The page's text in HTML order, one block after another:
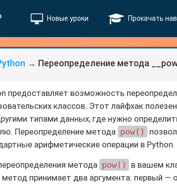
Новые уроки Прокачать
→ Переопределение метода
предоставляет возможность
классов. Этот лайфхак
типами данных, где нужно
Переопределение метода pow()
арифметические операции в Python.
метода pow() в вашем
принимает два аргумента: первый —